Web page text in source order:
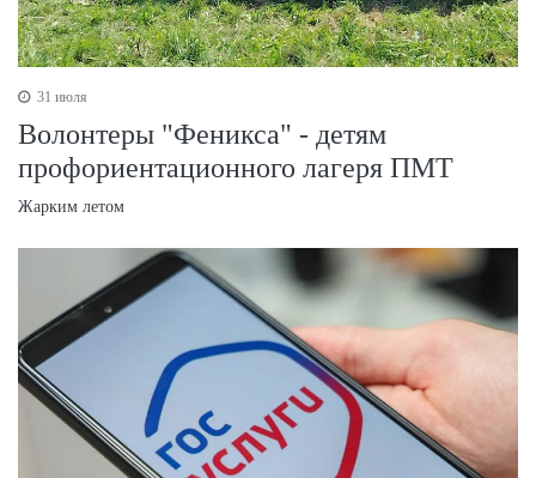
31 июля
Волонтеры "Феникса" - детям
профориентационного лагеря ПМТ
Жарким летом